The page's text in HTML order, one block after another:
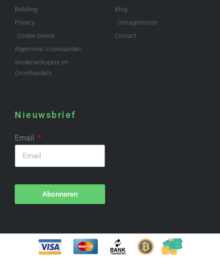
Betaling
Privacy
Cookie beleid
Algemene Voorwaarden
Wederverkopers en
Groothandels
Blog
Getuigenissen
Contact
Nieuwsbrief
Email
Abonneren